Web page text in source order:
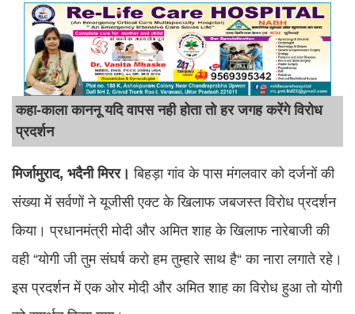
कहा-काला काननू यदि वापस नही होता तो हर जगह करेंगे विरोध
प्रदर्शन
मिर्जामुराद, भदैनी मिरर।बिहड़ा गांव के पास मंगलवार को दर्जनों की
संख्या में सर्वणों ने यूजीसी एक्ट के खिलाफ जबजस्त विरोध प्रदर्शन
किया। प्रधानमंत्री मोदी और अमित शाह के खिलाफ नारेबाजी की
वही “योगी जी तुम संघर्ष करो हम तुम्हारे साथ है“ का नारा लगाते रहे।
इस प्रदर्शन में एक ओर मोदी और अमित शाह का विरोध हुआ तो योगी